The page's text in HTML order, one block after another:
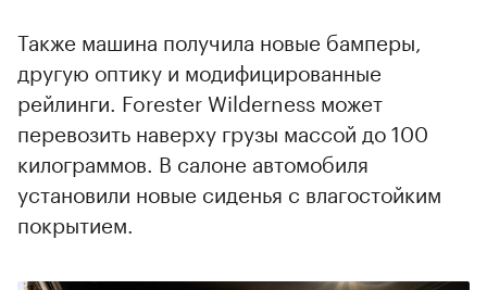
Также машина получила новые бамперы,
другую оптику и модифицированные
рейлинги. Forester Wilderness может
перевозить наверху грузы массой до 100
килограммов. В салоне автомобиля
установили новые сиденья с влагостойким
покрытием.